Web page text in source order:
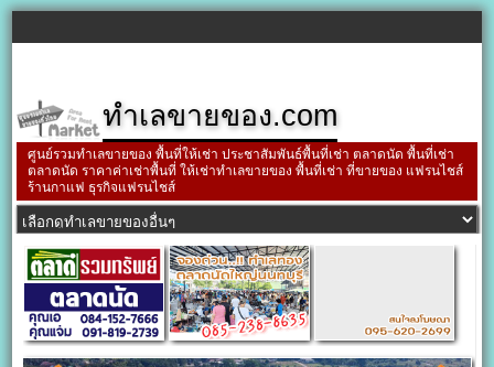
ทำเลขายของ.com
ศูนย์รวมทำเลขายของ พื้นที่ให้เช่า ประชาสัมพันธ์พื้นที่เช่า ตลาดนัด พื้นที่เช่า
ตลาดนัด ราคาค่าเช่าพื้นที่ ให้เช่าทำเลขายของ พื้นที่เช่า ที่ขายของ แฟรนไชส์
ร้านกาแฟ ธุรกิจแฟรนไชส์